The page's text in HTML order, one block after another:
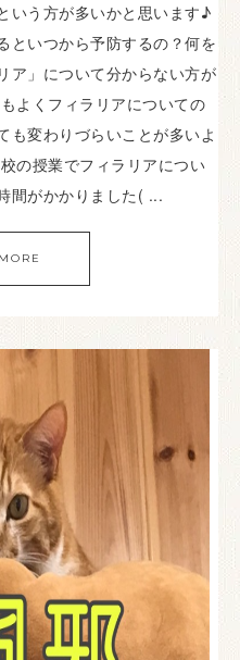
いう方が多いかと思います♪
といつから予防するの？何を
ア」について分からない方が
よくフィラリアについての
も変わりづらいことが多いよ
の授業でフィラリアについ
間がかかりました( ...